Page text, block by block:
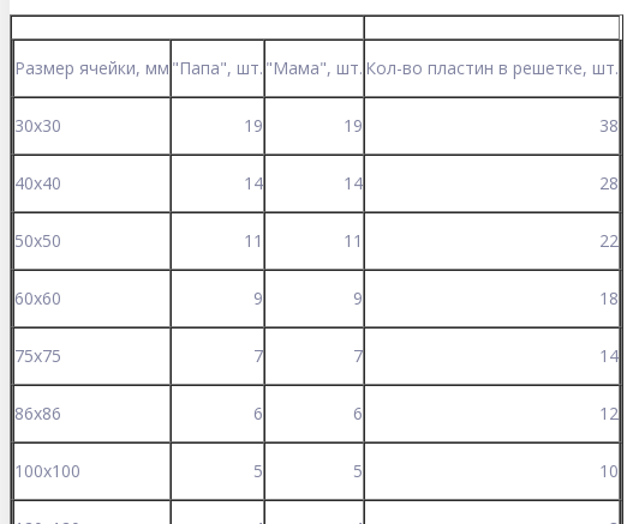
Размер ячейки, мм "Папа", шт. "Мама", шт. Кол-во пластин в решетке, шт.
30х30 19 19 38
40x40 14 14 28
50x50 11 11 22
60x60 9 9 18
75x75 7 7 14
86x86 6 6 12
100x100 5 5 10